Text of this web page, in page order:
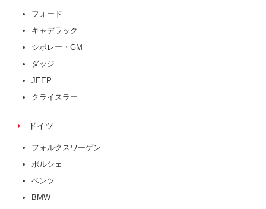
フォード
キャデラック
シボレー・GM
ダッジ
JEEP
クライスラー
ドイツ
フォルクスワーゲン
ポルシェ
ベンツ
BMW